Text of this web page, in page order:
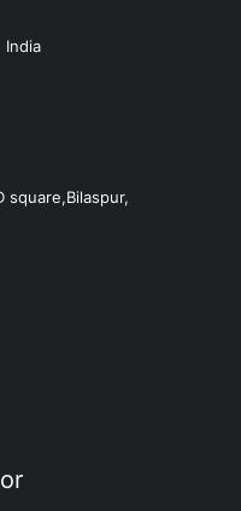
India
square,Bilaspur,